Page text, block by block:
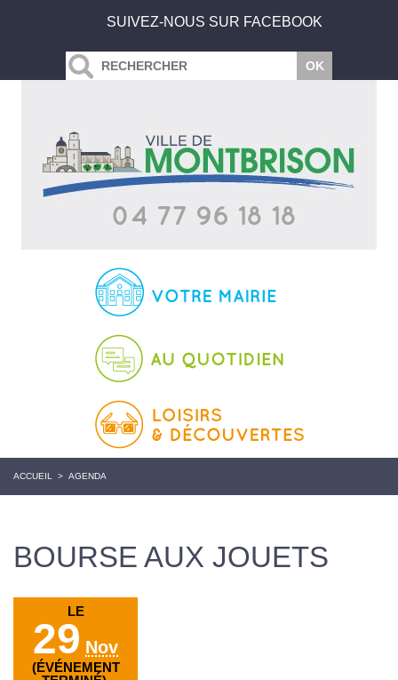
SUIVEZ-NOUS SUR FACEBOOK
ACCUEIL > AGENDA
BOURSE AUX JOUETS
LE
29 Nov
(ÉVÉNEMENT